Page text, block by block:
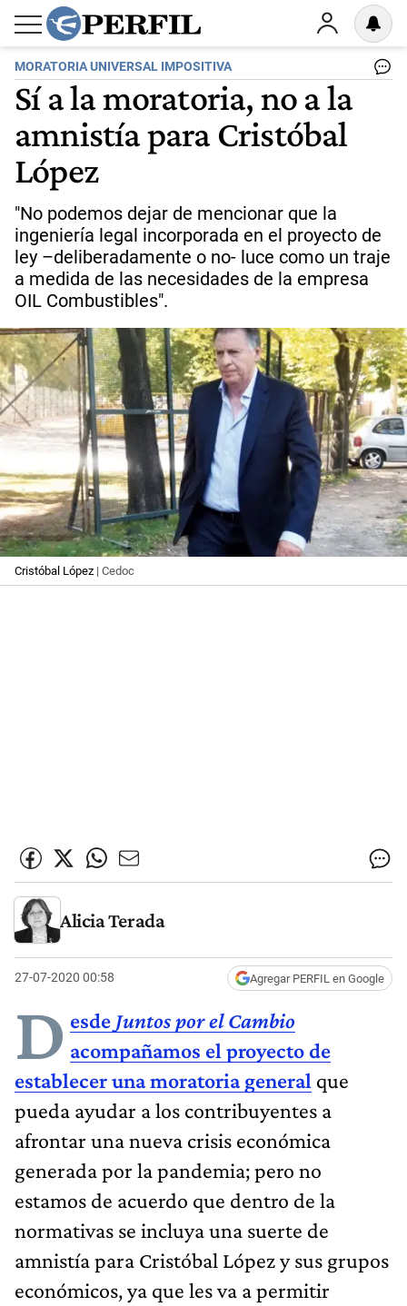
MORATORIA UNIVERSAL IMPOSITIVA
Sí a la moratoria, no a la
amnistía para Cristóbal
López
"No podemos dejar de mencionar que la
ingeniería legal incorporada en el proyecto de
ley –deliberadamente o no- luce como un traje
a medida de las necesidades de la empresa
OIL Combustibles".
Cristóbal López | Cedoc
Alicia Terada
27-07-2020 00:58 Agregar PERFIL en Google
D esde Juntos por el Cambio
acompañamos el proyecto de
establecer una moratoria general que
pueda ayudar a los contribuyentes a
afrontar una nueva crisis económica
generada por la pandemia; pero no
estamos de acuerdo que dentro de la
normativas se incluya una suerte de
amnistía para Cristóbal López y sus grupos
económicos, ya que les va a permitir